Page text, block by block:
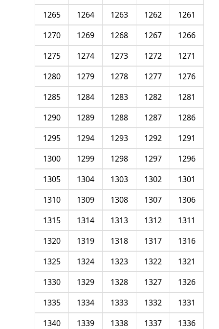
1261
1262
1263
1264
1265
1266
1267
1268
1269
1270
1271
1272
1273
1274
1275
1276
1277
1278
1279
1280
1281
1282
1283
1284
1285
1286
1287
1288
1289
1290
1291
1292
1293
1294
1295
1296
1297
1298
1299
1300
1301
1302
1303
1304
1305
1306
1307
1308
1309
1310
1311
1312
1313
1314
1315
1316
1317
1318
1319
1320
1321
1322
1323
1324
1325
1326
1327
1328
1329
1330
1331
1332
1333
1334
1335
1336
1337
1338
1339
1340